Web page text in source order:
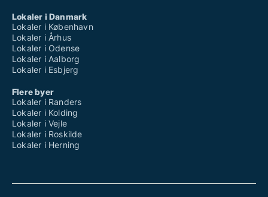
Lokaler i Danmark
Lokaler i København
Lokaler i Århus
Lokaler i Odense
Lokaler i Aalborg
Lokaler i Esbjerg
Flere byer
Lokaler i Randers
Lokaler i Kolding
Lokaler i Vejle
Lokaler i Roskilde
Lokaler i Herning